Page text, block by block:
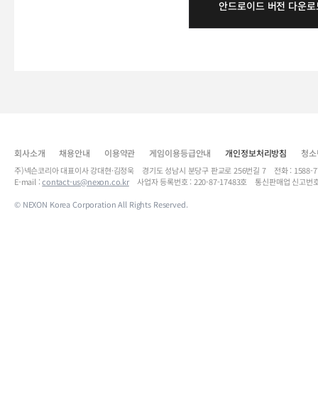
안드로이드 버전 다운
회사소개 채용안내 이용약관 게임이용등급안내 개인정보처리방침 청
주)넥슨코리아 대표이사 강대현·김정욱 경기도 성남시 분당구 판교로 256번길 7 전화 :
E-mail :contact-us@nexon.co.kr사업자 등록번호 : 220-87-17483호 통신판매업 신고번
© NEXON Korea Corporation All Rights Reserved.